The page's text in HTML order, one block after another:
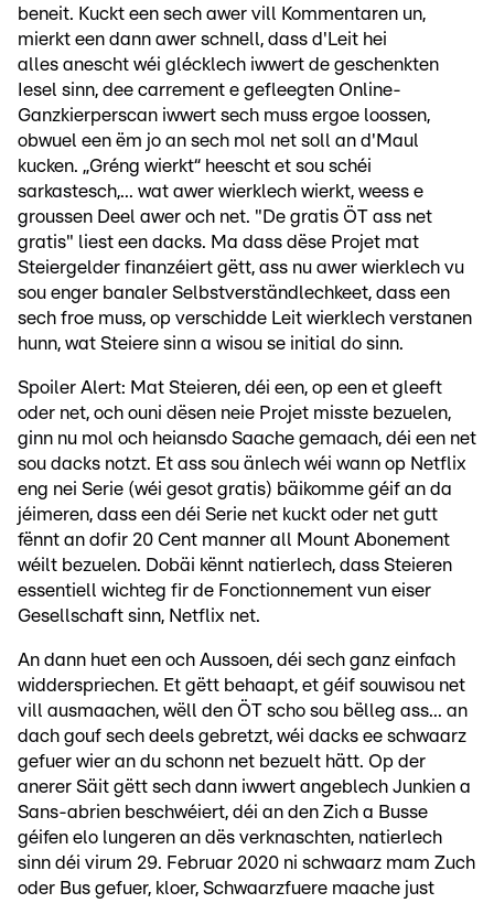
beneit. Kuckt een sech awer vill Kommentaren un,
mierkt een dann awer schnell, dass d'Leit hei
alles anescht wéi glécklech iwwert de geschenkten
Iesel sinn, dee carrement e gefleegten Online-
Ganzkierperscan iwwert sech muss ergoe loossen,
obwuel een ëm jo an sech mol net soll an d'Maul
kucken. „Gréng wierkt“ heescht et sou schéi
sarkastesch,... wat awer wierklech wierkt, weess e
groussen Deel awer och net. "De gratis ÖT ass net
gratis" liest een dacks. Ma dass dëse Projet mat
Steiergelder finanzéiert gëtt, ass nu awer wierklech vu
sou enger banaler Selbstverständlechkeet, dass een
sech froe muss, op verschidde Leit wierklech verstanen
hunn, wat Steiere sinn a wisou se initial do sinn.
Spoiler Alert: Mat Steieren, déi een, op een et gleeft
oder net, och ouni dësen neie Projet misste bezuelen,
ginn nu mol och heiansdo Saache gemaach, déi een net
sou dacks notzt. Et ass sou änlech wéi wann op Netflix
eng nei Serie (wéi gesot gratis) bäikomme géif an da
jéimeren, dass een déi Serie net kuckt oder net gutt
fënnt an dofir 20 Cent manner all Mount Abonement
wéilt bezuelen. Dobäi kënnt natierlech, dass Steieren
essentiell wichteg fir de Fonctionnement vun eiser
Gesellschaft sinn, Netflix net.
An dann huet een och Aussoen, déi sech ganz einfach
widderspriechen. Et gëtt behaapt, et géif souwisou net
vill ausmaachen, wëll den ÖT scho sou bëlleg ass... an
dach gouf sech deels gebretzt, wéi dacks ee schwaarz
gefuer wier an du schonn net bezuelt hätt. Op der
anerer Säit gëtt sech dann iwwert angeblech Junkien a
Sans-abrien beschwéiert, déi an den Zich a Busse
géifen elo lungeren an dës verknaschten, natierlech
sinn déi virum 29. Februar 2020 ni schwaarz mam Zuch
oder Bus gefuer, kloer, Schwaarzfuere maache just